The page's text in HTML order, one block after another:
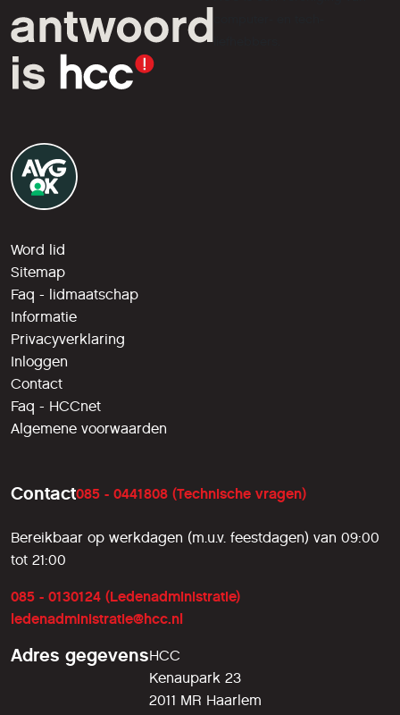
liefhebbers.
Word lid
Sitemap
Faq - lidmaatschap
Informatie
Privacyverklaring
Inloggen
Contact
Faq - HCCnet
Algemene voorwaarden
Contact085 - 0441808 (Technische vragen)
Bereikbaar op werkdagen (m.u.v. feestdagen) van 09:00
tot 21:00
085 - 0130124 (Ledenadministratie)
ledenadministratie@hcc.nl
Adres gegevensHCC
Kenaupark 23
2011 MR Haarlem